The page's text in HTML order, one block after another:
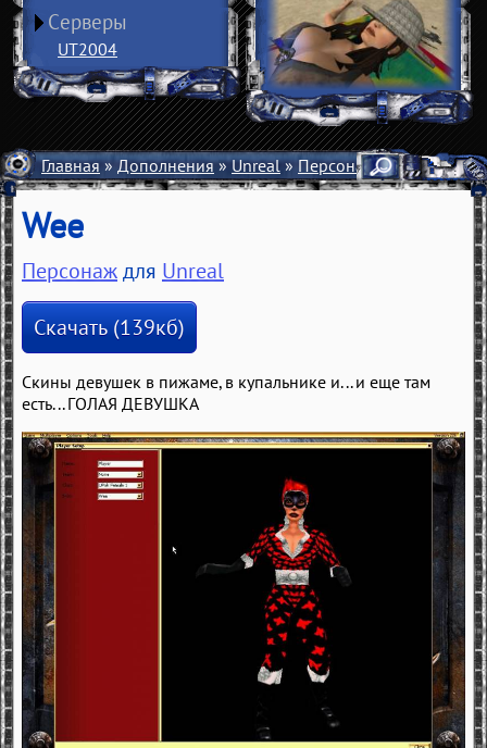
Серверы
UT2004
Главная»Дополнения»Unreal»Персонажи» Wee
Wee
Персонаждля Unreal
Скачать (139кб)
Скины девушек в пижаме, в купальнике и... и еще там
есть... ГОЛАЯ ДЕВУШКА